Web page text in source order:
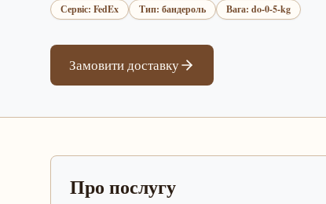
Сервіс: FedEx Тип: бандероль Вага: do-0-5-kg
Замовити доставку
Про послугу